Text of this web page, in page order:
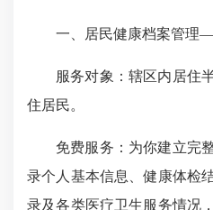
一、居民健康档案管理
服务对象：辖区内居住
住居民。
免费服务：为你建立完
录个人基本信息、健康体检
录及各类医疗卫生服务情况